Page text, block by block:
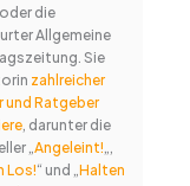
04/07/majestic-
die
Allgemeine
Sie
zahlreicher
und Ratgeber
, darunter die
„ Angeleint!
Los!“ und „ Halten